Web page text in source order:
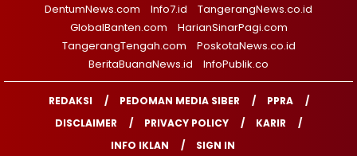
DentumNews.com
Info7.id
TangerangNews.co.id
GlobalBanten.com
HarianSinarPagi.com
TangerangTengah.com
PoskotaNews.co.id
BeritaBuanaNews.id
InfoPublik.co
REDAKSI PEDOMAN MEDIA SIBER
PPRA
DISCLAIMER
PRIVACY POLICY
KARIR
INFO IKLAN
SIGN IN